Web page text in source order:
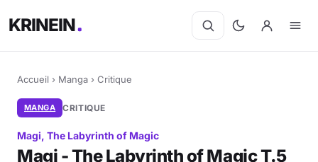
KRINEIN
Accueil › Manga › Critique
MANGA CRITIQUE
Magi, The Labyrinth of Magic
Magi - The Labyrinth of Magic T.5